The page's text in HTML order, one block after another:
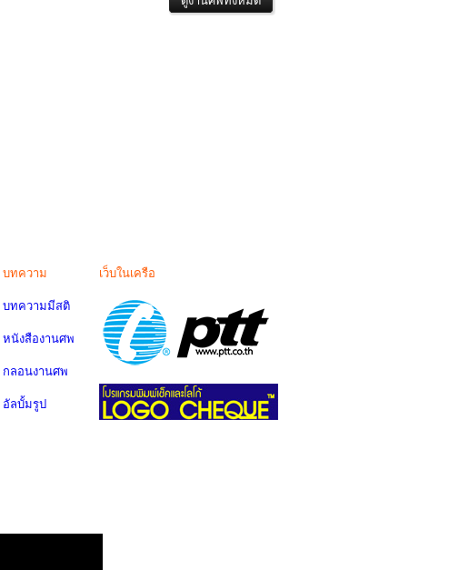
บทความ
บทความมีสติ
หนังสืองานศพ
กลอนงานศพ
อัลบั้มรูป
เว็บในเครือ